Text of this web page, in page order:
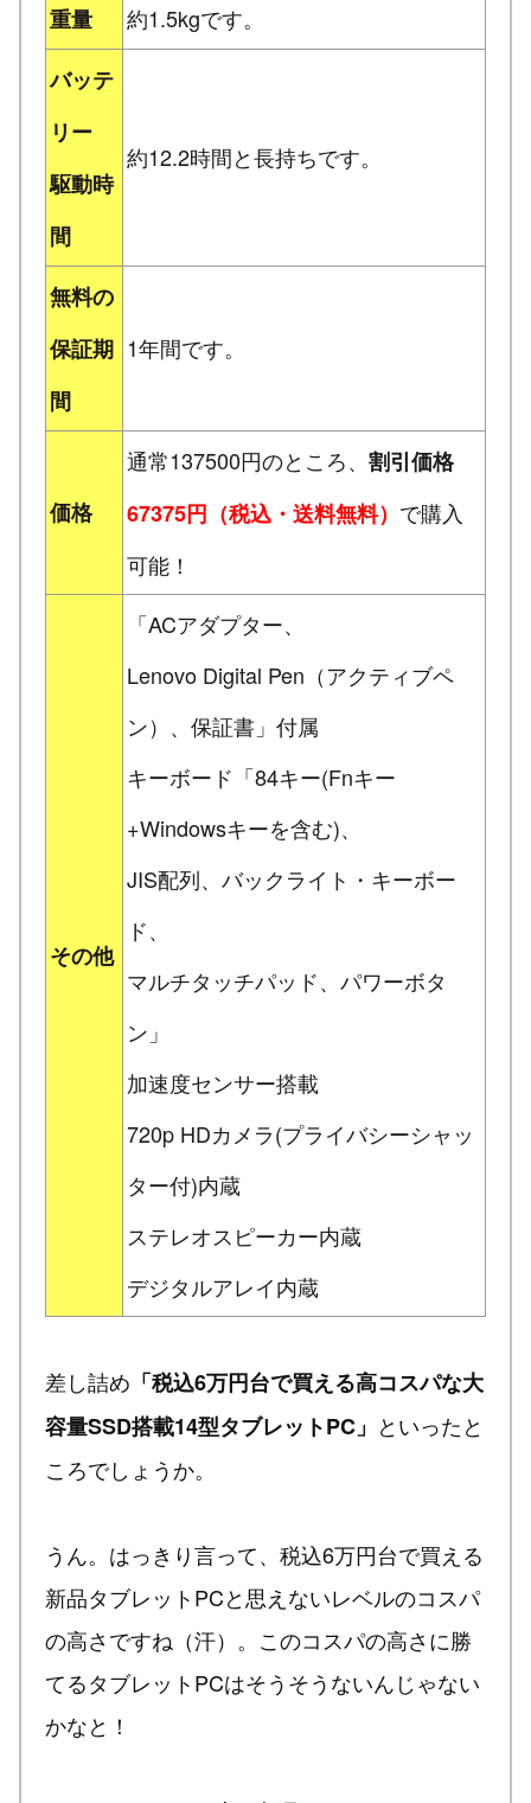
重量
約1.5kgです。
バッテ
リー
駆動時
間
約12.2時間と長持ちです。
無料の
保証期
間
1年間です。
価格
通常137500円のところ、 割引価格
67375円（税込・送料無料） で購入
可能！
その他
「ACアダプター、
Lenovo Digital Pen（アクティブペ
ン）、保証書」付属
キーボード「84キー(Fnキー
+Windowsキーを含む)、
JIS配列、バックライト・キーボー
ド、
マルチタッチパッド、パワーボタ
ン」
加速度センサー搭載
720p HDカメラ(プライバシーシャッ
ター付)内蔵
ステレオスピーカー内蔵
デジタルアレイ内蔵
差し詰め 「税込6万円台で買える高コスパな大
容量SSD搭載14型タブレットPC」 といったと
ころでしょうか。
うん。はっきり言って、税込6万円台で買える
新品タブレットPCと思えないレベルのコスパ
の高さですね（汗）。このコスパの高さに勝
てるタブレットPCはそうそうないんじゃない
かなと！